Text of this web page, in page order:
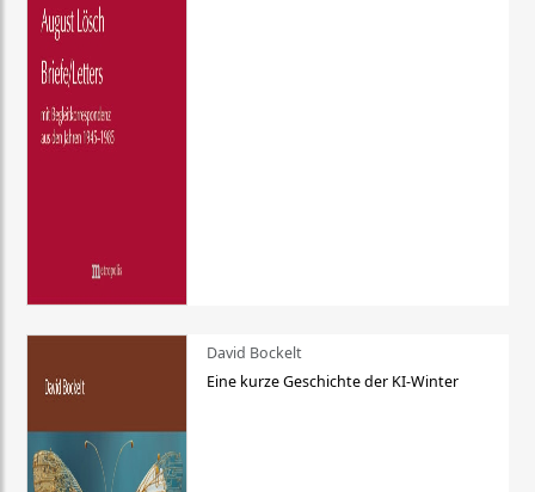
David Bockelt
Eine kurze Geschichte der KI-Winter